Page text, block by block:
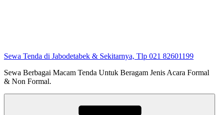
Sewa Tenda di Jabodetabek & Sekitarnya, Tlp 021 82601199
Sewa Berbagai Macam Tenda Untuk Beragam Jenis Acara Formal
& Non Formal.